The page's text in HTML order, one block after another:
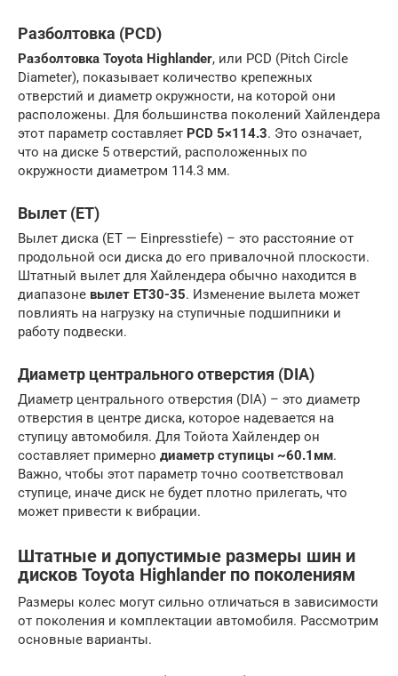
Разболтовка (PCD)
Разболтовка Toyota Highlander, или PCD (Pitch Circle
Diameter), показывает количество крепежных
отверстий и диаметр окружности, на которой они
расположены. Для большинства поколений Хайлендера
этот параметр составляет PCD 5×114.3. Это означает,
что на диске 5 отверстий, расположенных по
окружности диаметром 114.3 мм.
Вылет (ET)
Вылет диска (ET — Einpresstiefe) – это расстояние от
продольной оси диска до его привалочной плоскости.
Штатный вылет для Хайлендера обычно находится в
диапазоне вылет ET30-35. Изменение вылета может
повлиять на нагрузку на ступичные подшипники и
работу подвески.
Диаметр центрального отверстия (DIA)
Диаметр центрального отверстия (DIA) – это диаметр
отверстия в центре диска, которое надевается на
ступицу автомобиля. Для Тойота Хайлендер он
составляет примерно диаметр ступицы ~60.1мм.
Важно, чтобы этот параметр точно соответствовал
ступице, иначе диск не будет плотно прилегать, что
может привести к вибрации.
Штатные и допустимые размеры шин и
дисков Toyota Highlander по поколениям
Размеры колес могут сильно отличаться в зависимости
от поколения и комплектации автомобиля. Рассмотрим
основные варианты.